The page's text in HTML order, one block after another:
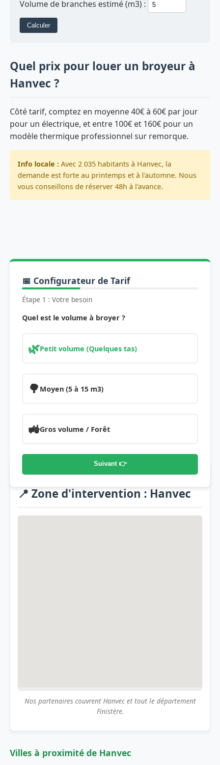
Volume de branches estimé (m3) :
Calculer
Quel prix pour louer un broyeur à
Hanvec ?
Côté tarif, comptez en moyenne 40€ à 60€ par jour
pour un électrique, et entre 100€ et 160€ pour un
modèle thermique professionnel sur remorque.
Info locale : Avec 2 035 habitants à Hanvec, la
demande est forte au printemps et à l'automne. Nous
vous conseillons de réserver 48h à l'avance.
📅 Configurateur de Tarif
Étape 1 : Votre besoin
Quel est le volume à broyer ?
🌿Petit volume (Quelques tas)
🌳 Moyen (5 à 15 m3)
🚜Gros volume / Forêt
Suivant 👉
📍 Zone d'intervention : Hanvec
Nos partenaires couvrent Hanvec et tout le département
Finistère.
Villes à proximité de Hanvec